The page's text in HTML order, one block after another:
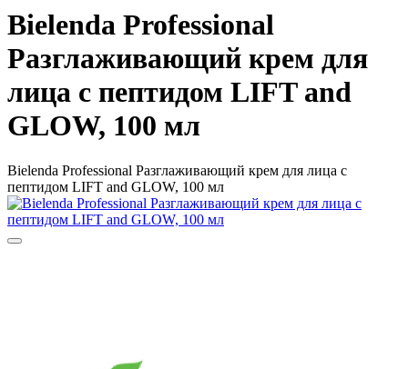
Bielenda Professional
Разглаживающий крем для
лица с пептидом LIFT and
GLOW, 100 мл
Bielenda Professional Разглаживающий крем для лица с
пептидом LIFT and GLOW, 100 мл